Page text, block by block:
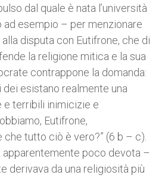
dal quale è nata l’università
ad esempio – per menzionare
disputa con Eutifrone, che di
la religione mitica e la sua
contrappone la domanda:
dei esistano realmente una
e terribili inimicizie e
Eutifrone,
tutto ciò è vero?” (6 b – c).
apparentemente poco devota –
derivava da una religiosità più